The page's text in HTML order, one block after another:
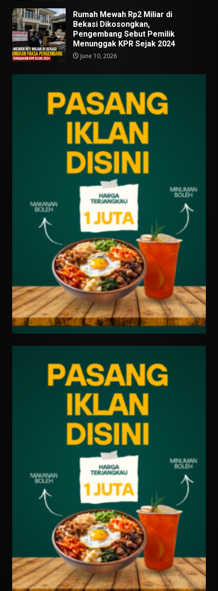
Rumah Mewah Rp2 Miliar di
Bekasi Dikosongkan,
Pengembang Sebut Pemilik
Menunggak KPR Sejak 2024
June 10, 2026